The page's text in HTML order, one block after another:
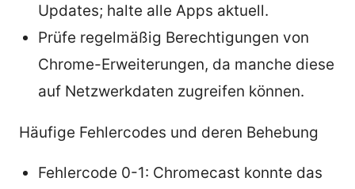
Updates; halte alle Apps aktuell.
Prüfe regelmäßig Berechtigungen von
Chrome-Erweiterungen, da manche diese
auf Netzwerkdaten zugreifen können.
Häufige Fehlercodes und deren Behebung
Fehlercode 0-1: Chromecast konnte das